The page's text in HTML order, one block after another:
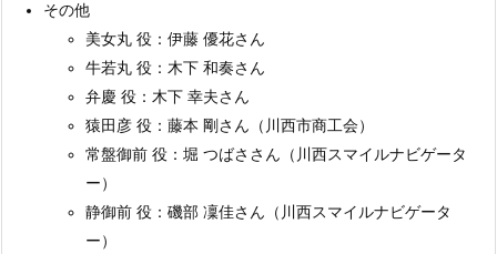
その他
美女丸 役：伊藤 優花さん
牛若丸 役：木下 和奏さん
弁慶 役：木下 幸夫さん
猿田彦 役：藤本 剛さん（川西市商工会）
常盤御前 役：堀 つばささん（川西スマイルナビゲータ
ー）
静御前 役：磯部 凜佳さん（川西スマイルナビゲータ
ー）